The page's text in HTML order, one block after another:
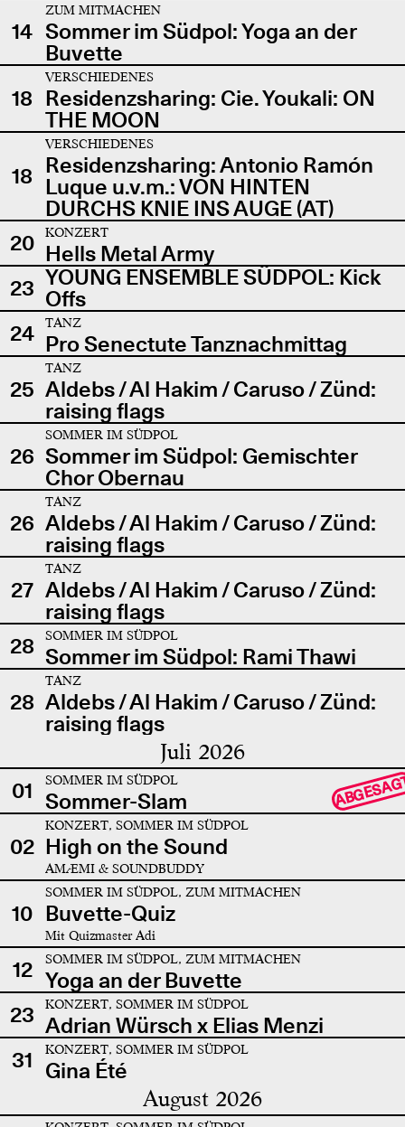
14
ZUM MITMACHEN
Sommer im Südpol: Yoga an der
Buvette
18
VERSCHIEDENES
Residenzsharing: Cie. Youkali: ON
THE MOON
18
VERSCHIEDENES
Residenzsharing: Antonio Ramón
Luque u.v.m.: VON HINTEN
DURCHS KNIE INS AUGE (AT)
20
KONZERT
Hells Metal Army
23 YOUNG ENSEMBLE SÜDPOL: Kick
Offs
24
TANZ
Pro Senectute Tanznachmittag
25
TANZ
Aldebs / Al Hakim / Caruso / Zünd:
raising flags
26
SOMMER IM SÜDPOL
Sommer im Südpol: Gemischter
Chor Obernau
26
TANZ
Aldebs / Al Hakim / Caruso / Zünd:
raising flags
27
TANZ
Aldebs / Al Hakim / Caruso / Zünd:
raising flags
28
SOMMER IM SÜDPOL
Sommer im Südpol: Rami Thawi
28
TANZ
Aldebs / Al Hakim / Caruso / Zünd:
raising flags
Juli 2026
01 SOMMER IM SÜDPOL
Sommer-Slam
02
KONZERT, SOMMER IM SÜDPOL
High on the Sound
AMÆMI & SOUNDBUDDY
10
SOMMER IM SÜDPOL, ZUM MITMACHEN
Buvette-Quiz
Mit Quizmaster Adi
12 SOMMER IM SÜDPOL, ZUM MITMACHEN
Yoga an der Buvette
23
KONZERT, SOMMER IM SÜDPOL
Adrian Würsch x Elias Menzi
31
KONZERT, SOMMER IM SÜDPOL
Gina Été
August 2026